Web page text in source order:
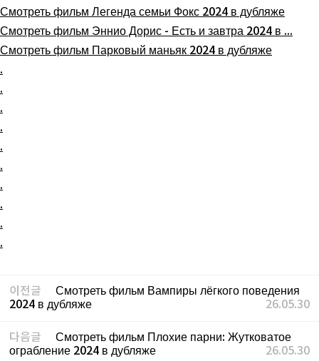
Смотреть фильм Легенда семьи Фокс 2024 в дубляже
Смотреть фильм Эннио Дорис - Есть и завтра 2024 в ...
Смотреть фильм Парковый маньяк 2024 в дубляже
.
.
.
.
.
.
.
.
.
.
이전글
Смотреть фильм Вампиры лёгкого поведения
2024 в дубляже
26.05.30
다음글
Смотреть фильм Плохие парни: Жутковатое
ограбление 2024 в дубляже
26.05.30